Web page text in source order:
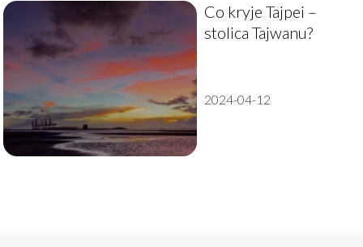
Co kryje Tajpei –
stolica Tajwanu?
2024-04-12